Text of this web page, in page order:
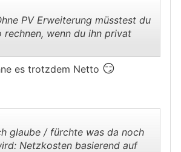
..
PV Erweiterung müsstest du
wenn du ihn privat
es trotzdem Netto 😏
glaube / fürchte was da noch
Netzkosten basierend auf